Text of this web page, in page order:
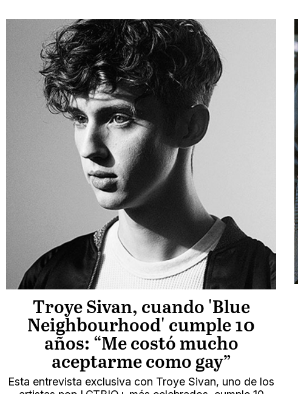
Troye Sivan, cuando 'Blue
Neighbourhood' cumple 10
años: “Me costó mucho
aceptarme como gay”
Esta entrevista exclusiva con Troye Sivan, uno de los